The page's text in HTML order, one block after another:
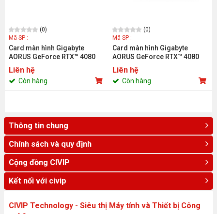
(0)
Mã SP :
Card màn hình Gigabyte
AORUS GeForce RTX™ 4080
16GB MASTER (GV-
N4080AORUS M-16GD)
Liên hệ
Còn hàng
(0)
Mã SP :
Card màn hình Gigabyte
AORUS GeForce RTX™ 4080
16GB XTREME WATERFORCE
WB (GV-N4080AORUSX WB-
16GD)
Liên hệ
Còn hàng
Thông tin chung
Chính sách và quy định
Cộng đồng CIVIP
Kết nối với civip
CIVIP Technology - Siêu thị Máy tính và Thiết bị Công